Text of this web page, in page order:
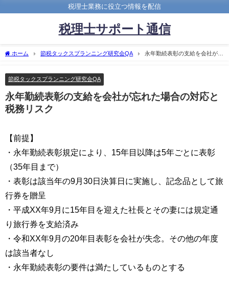
税理士業務に役立つ情報を配信
税理士サポート通信
ホーム 節税タックスプランニング研究会QA
永年勤続表彰の支給を会社が忘
節税タックスプランニング研究会QA
永年勤続表彰の支給を会社が忘れた場合の対応と
税務リスク
【前提】
・永年勤続表彰規定により、15年目以降は5年ごとに表彰
（35年目まで）
・表彰は該当年の9月30日決算日に実施し、記念品として旅
行券を贈呈
・平成XX年9月に15年目を迎えた社長とその妻には規定通
り旅行券を支給済み
・令和XX年9月の20年目表彰を会社が失念。その他の年度
は該当者なし
・永年勤続表彰の要件は満たしているものとする